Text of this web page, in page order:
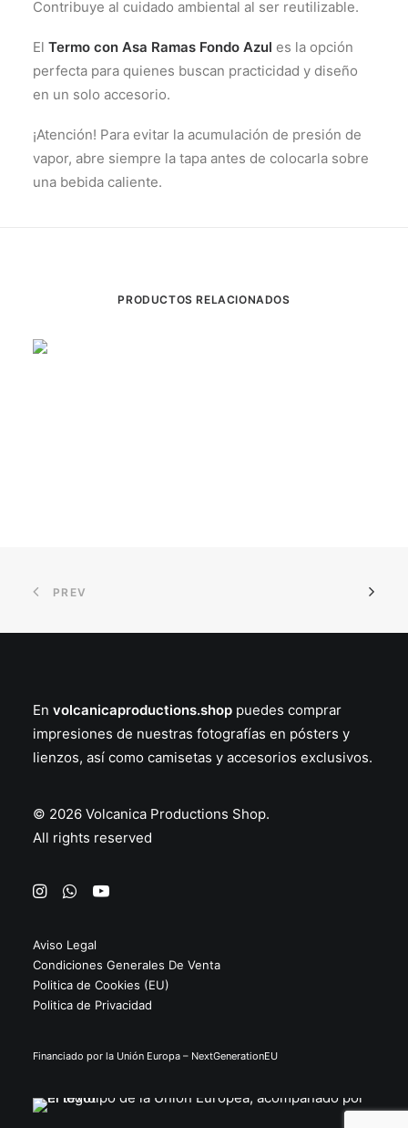
Contribuye al cuidado ambiental al ser reutilizable.
El Termo con Asa Ramas Fondo Azul es la opción
perfecta para quienes buscan practicidad y diseño
en un solo accesorio.
¡Atención! Para evitar la acumulación de presión de
vapor, abre siempre la tapa antes de colocarla sobre
una bebida caliente.
PRODUCTOS RELACIONADOS
AÑADIR AL CARRITO
Termo con Asa Ramas Fondo Rosa
23.95 €
PREV
En volcanicaproductions.shop puedes comprar
impresiones de nuestras fotografías en pósters y
lienzos, así como camisetas y accesorios exclusivos.
© 2026 Volcanica Productions Shop.
All rights reserved
Aviso Legal
Condiciones Generales De Venta
Politica de Cookies (EU)
Politica de Privacidad
Financiado por la Unión Europa – NextGenerationEU